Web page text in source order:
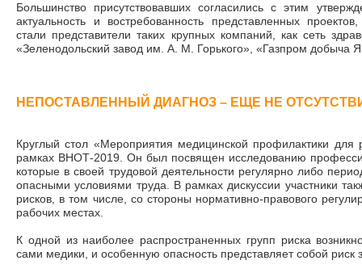
Большинство присутствовавших согласились с этим
актуальность и востребованность представленных
стали представители таких крупных компаний, как сеть
«Зеленодольский завод им. А. М. Горького», «Газпром добыча
НЕПОСТАВЛЕННЫЙ ДИАГНОЗ – ЕЩЕ НЕ
Круглый стол «Мероприятия медицинской профилактики
рамках ВНОТ-2019. Он был посвящен исследованию
которые в своей трудовой деятельности регулярно либо
опасными условиями труда. В рамках дискуссии участники
рисков, в том числе, со стороны нормативно-правового
рабочих местах.
К одной из наиболее распространенных групп риска
сами медики, и особенную опасность представляет собой риск